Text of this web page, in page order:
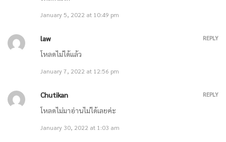
March 21, 2021
ตอนที่ 804 ยังคงมีโอกาส / ตอนที่ 805 อัจฉริยะแห่งตระกูลเฮ่อหลาน
ตอนที่ 802 ดอกไม้เพลิงในอวกาศ / ตอนที่ 803 จุดจบของโลก
January 5, 2022 at 10:49 pm
law
โหลดไม่ได้แล้ว
January 7, 2022 at 12:56 pm
REPLY
Chutikan
โหลดไม่มาอ่านไม่ได้เลยค่ะ
January 30, 2022 at 1:03 am
REPLY